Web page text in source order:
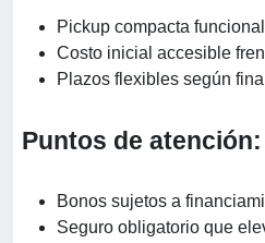
Pickup compacta
Costo inicial accesible
Plazos flexibles según
Puntos de atención:
Bonos sujetos a
Seguro obligatorio que